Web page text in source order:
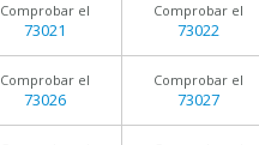
Comprobar el
73021
Comprobar el
73022
Comprobar el
73026
Comprobar el
73027